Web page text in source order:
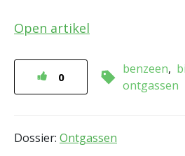
Open artikel
0
benzeen
ontgassen
Dossier: Ontgassen